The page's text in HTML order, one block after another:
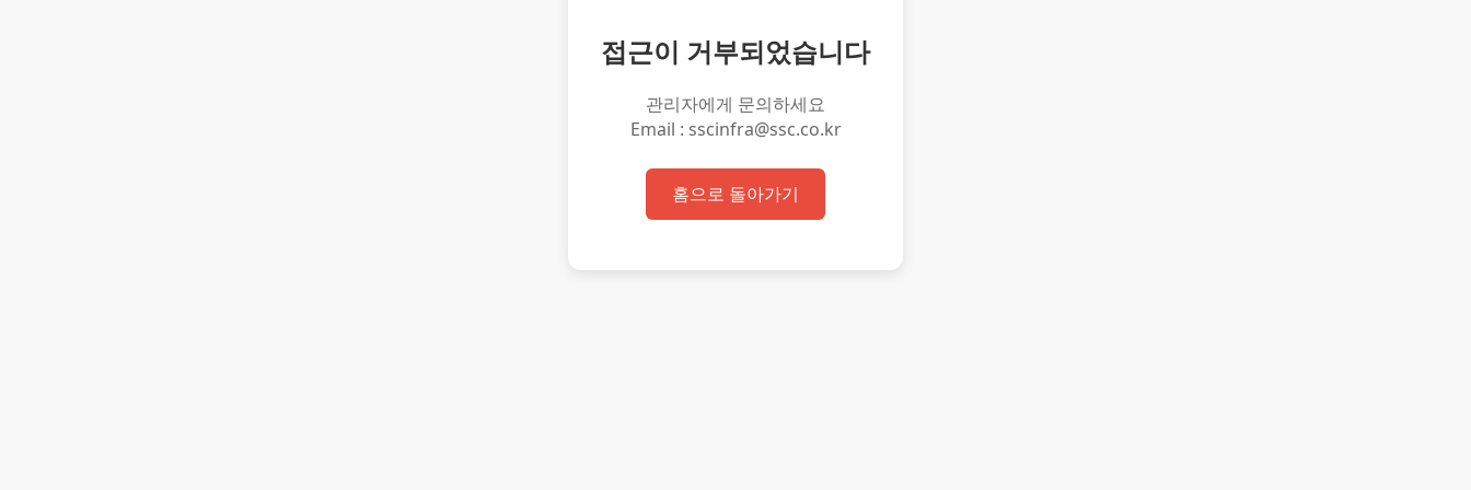
접근이 거부되었습니다
관리자에게 문의하세요
Email : sscinfra@ssc.co.kr
홈으로 돌아가기